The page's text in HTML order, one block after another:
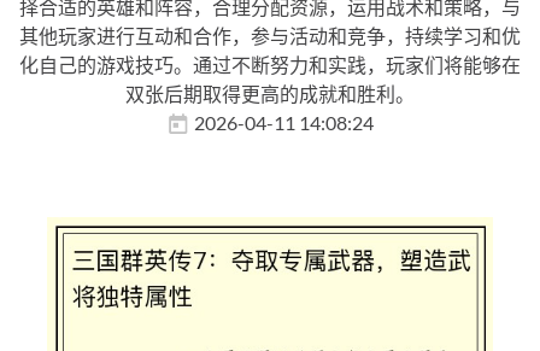
择合适的英雄和阵容，合理分配资源，运用战术和策略，与
其他玩家进行互动和合作，参与活动和竞争，持续学习和优
化自己的游戏技巧。通过不断努力和实践，玩家们将能够在
双张后期取得更高的成就和胜利。
2026-04-11 14:08:24